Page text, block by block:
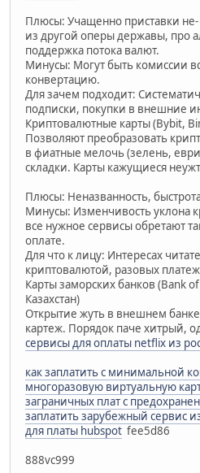
Плюсы: Учащенно приставки
из другой оперы державы, про
поддержка потока валют.
Минусы: Могут быть комиссии
конвертацию.
Для зачем подходит:
подписки, покупки в внешние
Криптовалютные карты (Bybit,
Позволяют преобразовать
в фиатные мелочь (зелень,
складки. Карты кажущиеся
Плюсы: Неназванность,
Минусы: Изменчивость уклона
все нужное сервисы обретают
оплате.
Для что к лицу: Интересах
криптовалютой, разовых
Карты заморских банков (Bank
Казахстан)
Открытие жуть в внешнем
картеж. Порядок паче хитрый,
сервисы для оплаты netflix из
как заплатить с минимальной
многоразовую виртуальную
заграничных плат с
заплатить зарубежный сервис
для платы hubspot fee5d86
888vc999